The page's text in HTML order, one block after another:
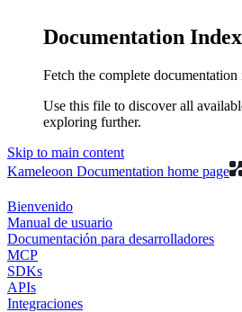
Documentation Index
Fetch the complete documentation
Use this file to discover all
exploring further.
Skip to main content
Kameleoon Documentation home page
Bienvenido
Manual de usuario
Documentación para desarrolladores
MCP
SDKs
APIs
Integraciones